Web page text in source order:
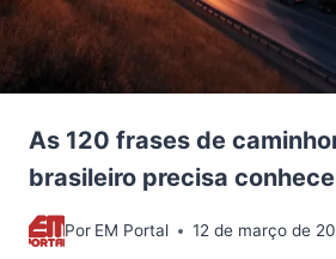
As 120 frases de
brasileiro precisa
Por EM Portal 12 de março de